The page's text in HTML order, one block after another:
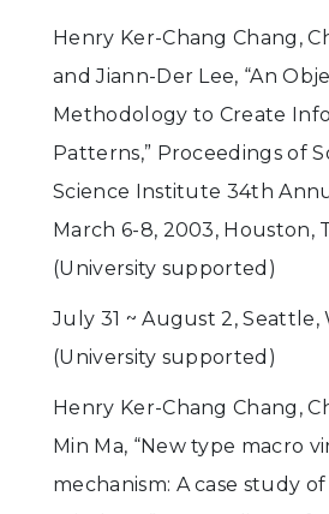
Henry Ker-Chang Chang,
and Jiann-Der Lee, “An
Methodology to Create
Patterns,” Proceedings of
Science Institute 34th
March 6-8, 2003, Houston,
(University supported)
July 31 ~ August 2, Seattle,
(University supported)
Henry Ker-Chang Chang,
Min Ma, “New type macro
mechanism: A case study